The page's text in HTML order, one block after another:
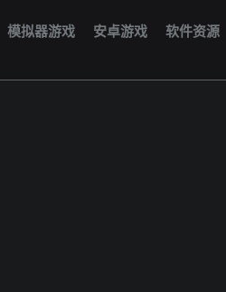
模拟器游戏 安卓游戏 软件资源